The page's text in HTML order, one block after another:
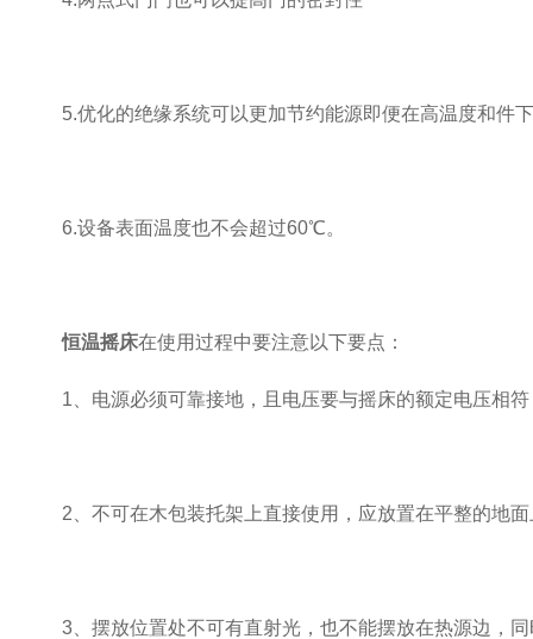
5.优化的绝缘系统可以更加节约能源即便在高温度和件
6.设备表面温度也不会超过60℃。
恒温摇床在使用过程中要注意以下要点：
1、电源必须可靠接地，且电压要与摇床的额定电压相符
2、不可在木包装托架上直接使用，应放置在平整的地面
3、摆放位置处不可有直射光，也不能摆放在热源边，同